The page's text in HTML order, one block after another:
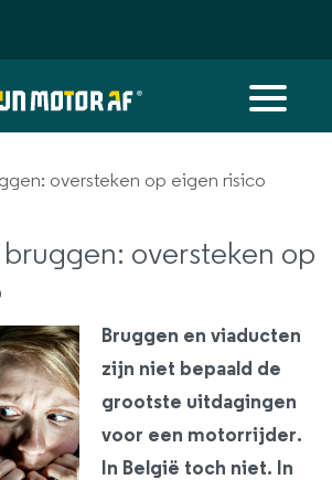
oversteken op eigen risico
oversteken op
Bruggen en viaducten
zijn niet bepaald de
grootste uitdagingen
voor een motorrijder.
In België toch niet. In